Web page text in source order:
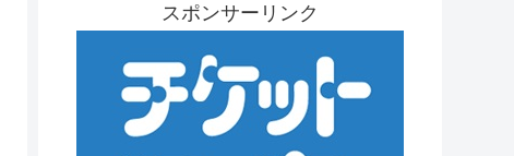
スポンサーリンク